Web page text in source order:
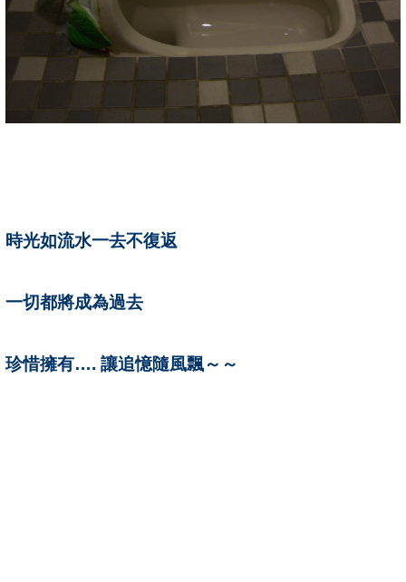
時光如流水一去不復返
一切都將成為過去
珍惜擁有…. 讓追憶隨風飄～～